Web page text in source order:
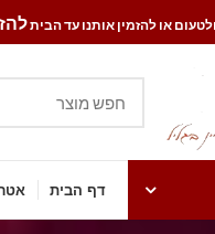
או להזמין אותנו עד הבית
דף הבית